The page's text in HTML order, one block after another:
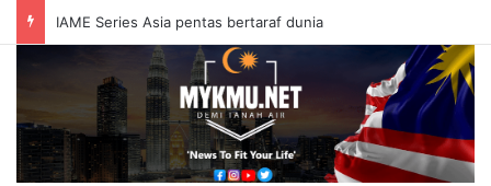
IAME Series Asia pentas bertaraf dunia